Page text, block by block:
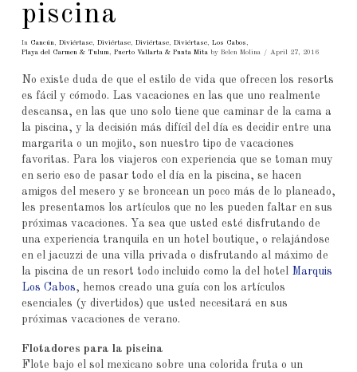
piscina
In Cancún, Diviértase, Diviértase, Diviértase, Diviértase, Los Cabos ,
Playa del Carmen & Tulum, Puerto Vallarta & Punta Mitaby Belen Molina April 27, 2016
No existe duda de que el estilo de vida que ofrecen los resorts
es fácil y cómodo. Las vacaciones en las que uno realmente
descansa, en las que uno solo tiene que caminar de la cama a
la piscina, y la decisión más difícil del día es decidir entre una
margarita o un mojito, son nuestro tipo de vacaciones
favoritas. Para los viajeros con experiencia que se toman muy
en serio eso de pasar todo el día en la piscina, se hacen
amigos del mesero y se broncean un poco más de lo planeado,
les presentamos los artículos que no les pueden faltar en sus
próximas vacaciones. Ya sea que usted esté disfrutando de
una experiencia tranquila en un hotel boutique, o relajándose
en el jacuzzi de una villa privada o disfrutando al máximo de
la piscina de un resort todo incluido como la del hotel
Marquis
Los Cabos, hemos creado una guía con los artículos
esenciales (y divertidos) que usted necesitará en sus
próximas vacaciones de verano.
Flotadores para la piscina
Flote bajo el sol mexicano sobre una colorida fruta o un